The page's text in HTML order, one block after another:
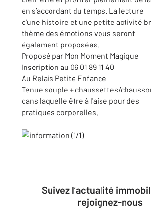
en s’accordant du temps. La lecture
d’une histoire et une petite activité
thème des émotions vous seront
également proposées.
Proposé par Mon Moment Magique
Inscription au 06 01 89 11 40
Au Relais Petite Enfance
Tenue souple + chaussettes/
dans laquelle être à l'aise pour des
pratiques corporelles.
Suivez l’actualité immobilière et
rejoignez-nous